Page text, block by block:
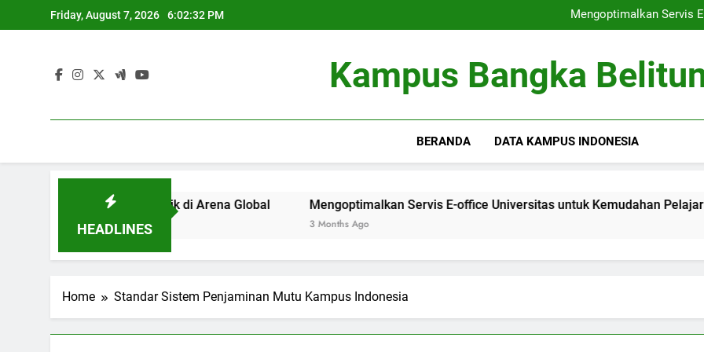
to
Friday, August 7, 2026 6:02:32 PM
Mengoptimalkan Servis
Optimalisasi
Mengoptimalkan Servis
Optimalisasi
Kampus Bangka
BERANDA DATA KAMPUS INDONESIA
HEADLINES
Universitas Terbaik di Arena Global Mengoptimalkan Servis E-office Universitas untuk Kemudahan Pelajar
3 Months Ago
Home Standar Sistem Penjaminan Mutu Kampus Indonesia